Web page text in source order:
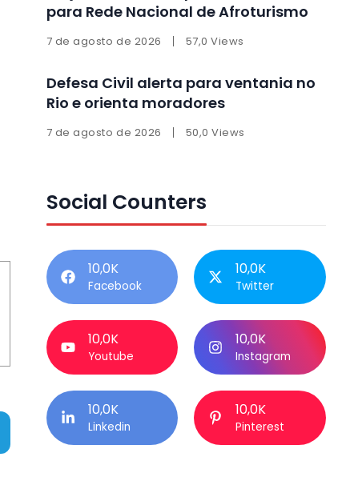
para Rede Nacional de Afroturismo
7 de agosto de 2026 57,0 Views
Defesa Civil alerta para ventania no
Rio e orienta moradores
7 de agosto de 2026 50,0 Views
Social Counters
10,0K
Facebook
10,0K
Twitter
10,0K
Youtube
10,0K
Instagram
10,0K
Linkedin
10,0K
Pinterest